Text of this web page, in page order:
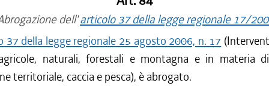
dell'articolo 37 della legge regionale 17/
37 della legge regionale 25 agosto 2006, n. 17
naturali, forestali e montagna e in materia
territoriale, caccia e pesca), è abrogato.